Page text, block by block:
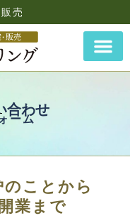
売
合わせ
ーム
ことから
業まで